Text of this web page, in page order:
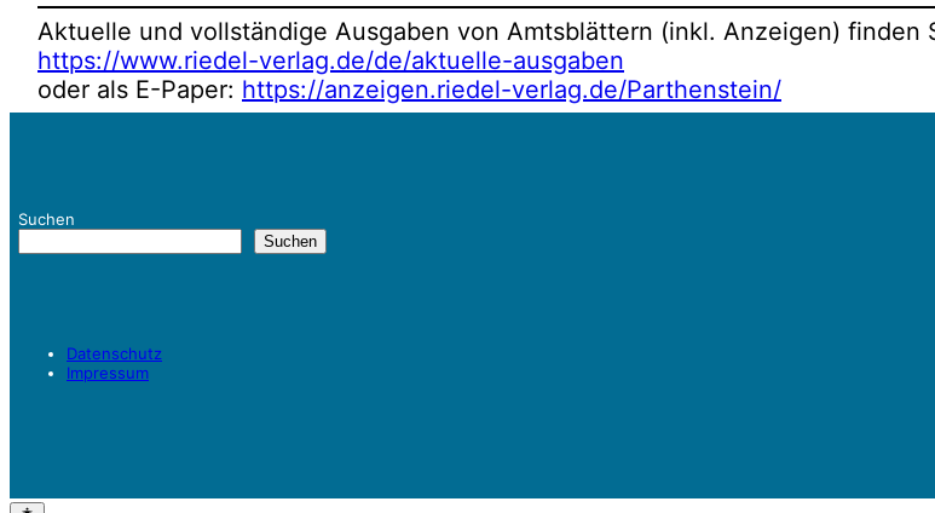
Aktuelle und vollständige Ausgaben von Amtsblättern (inkl. Anzeigen) finden
https://www.riedel-verlag.de/de/aktuelle-ausgaben
oder als E-Paper: https://anzeigen.riedel-verlag.de/Parthenstein/
Suchen
Suchen
Datenschutz
Impressum